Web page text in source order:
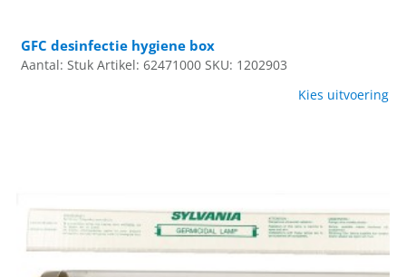
GFC desinfectie hygiene box
Aantal: Stuk Artikel: 62471000 SKU: 1202903
Kies uitvoering